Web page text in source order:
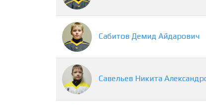
Сабитов Демид Айдарович
Савельев Никита